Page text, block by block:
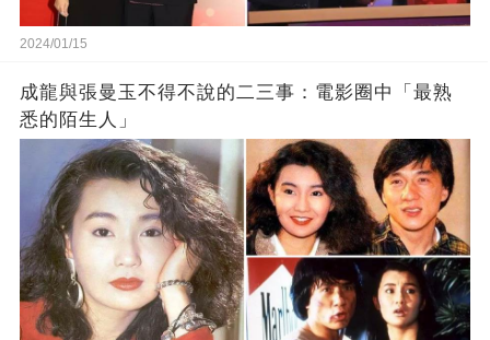
2024/01/15
成龍與張曼玉不得不說的二三事：電影圈中「最熟
悉的陌生人」